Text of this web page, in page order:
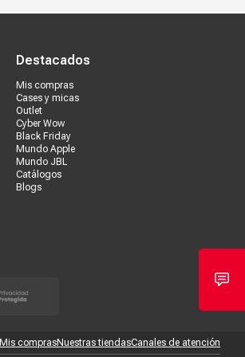
Destacados
Mis compras
Cases y micas
Outlet
Cyber Wow
Black Friday
Mundo Apple
Mundo JBL
Catálogos
Blogs
Mis comprasNuestras tiendasCanales de atención